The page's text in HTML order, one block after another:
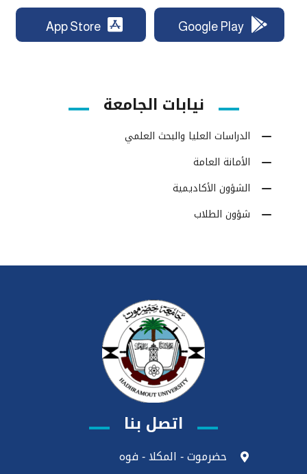
Google Play
App Store
نيابات الجامعة
الدراسات العليا والبحث العلمي
الأمانة العامة
الشؤون الأكاديمية
شؤون الطلاب
اتصل بنا
حضرموت - المكلا - فوه